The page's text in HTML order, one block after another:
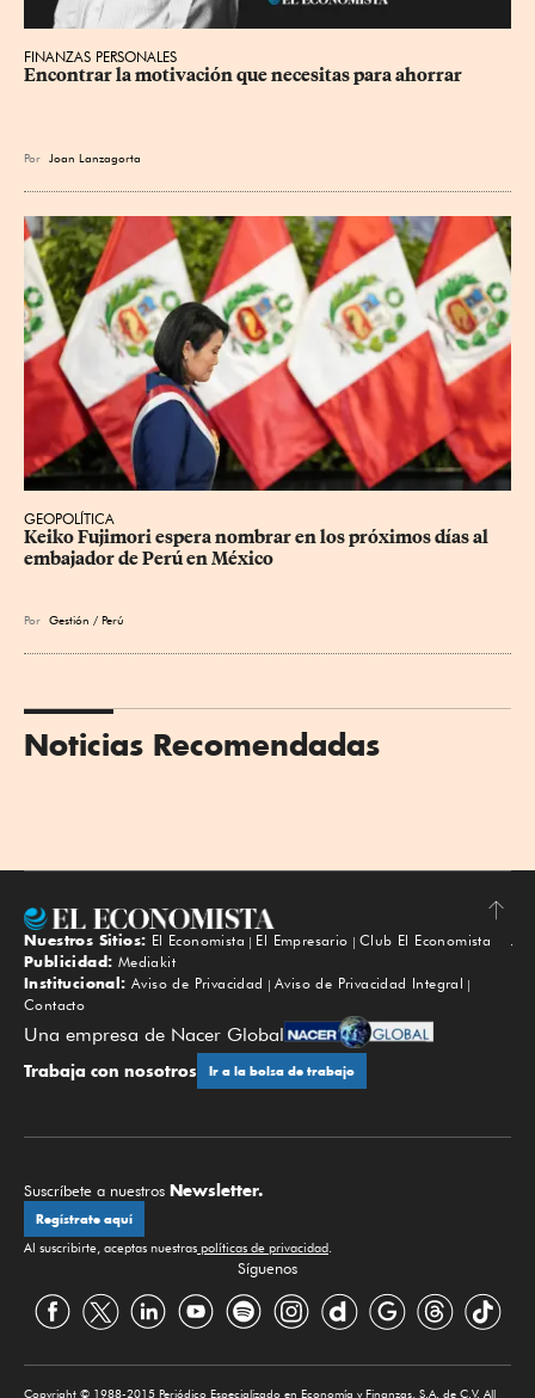
FINANZAS PERSONALES
Encontrar la motivación que necesitas para ahorrar
Por Joan Lanzagorta
GEOPOLÍTICA
Keiko Fujimori espera nombrar en los próximos días al
embajador de Perú en México
Por Gestión / Perú
Noticias Recomendadas
Subir
Nuestros Sitios: El Economista El Empresario
Club El Economista
Publicidad: Mediakit
Institucional: Aviso de Privacidad
Aviso de Privacidad Integral
Contacto
Una empresa de Nacer Global
Trabaja con nosotros Ir a la bolsa de trabajo
Suscríbete a nuestros Newsletter.
Regístrate aquí
Al suscribirte, aceptas nuestras políticas de privacidad.
Síguenos
Copyright © 1988-2015 Periódico Especializado en Economía y Finanzas, S.A. de C.V. All